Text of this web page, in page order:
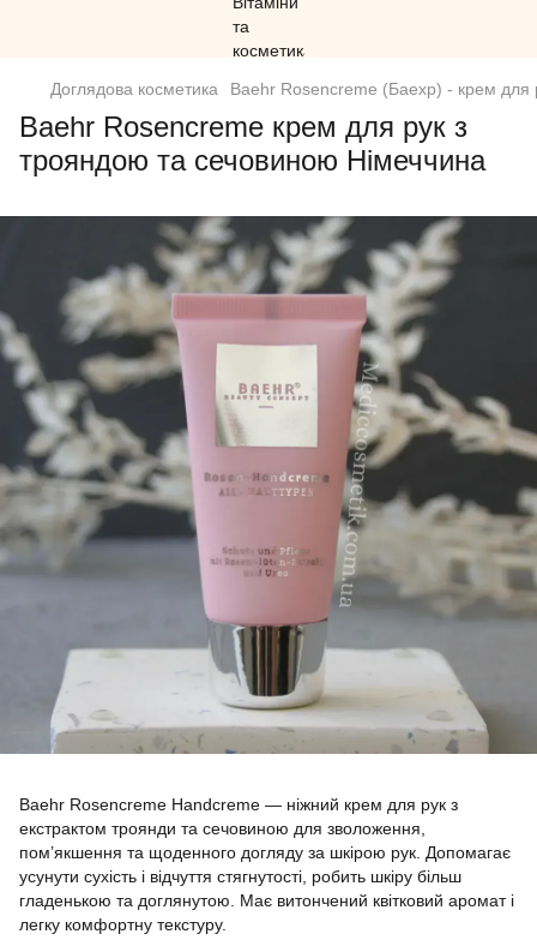
Доглядова косметика Baehr Rosencreme (Баехр) - крем для
Baehr Rosencreme крем для рук з
трояндою та сечовиною Німеччина
Baehr Rosencreme Handcreme — ніжний крем для рук з
екстрактом троянди та сечовиною для зволоження,
пом’якшення та щоденного догляду за шкірою рук. Допомагає
усунути сухість і відчуття стягнутості, робить шкіру більш
гладенькою та доглянутою. Має витончений квітковий аромат і
легку комфортну текстуру.